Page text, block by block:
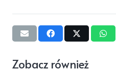
Zobacz również